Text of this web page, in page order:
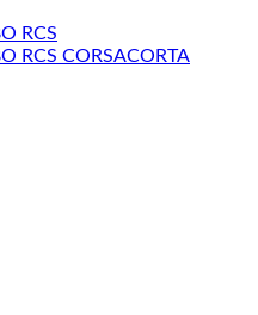
RCS
RCS CORSACORTA